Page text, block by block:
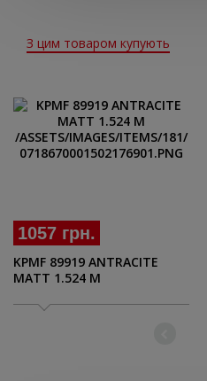
З цим товаром купують
1057 грн.
KPMF 89919 ANTRACITE
MATT 1.524 M